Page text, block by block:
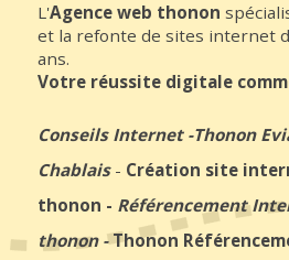
L'Agence web thonon
et la refonte de sites internet
ans.
Votre réussite digitale
Conseils Internet-Thonon
Chablais- Création site
thonon - Référencement
thonon-Thonon